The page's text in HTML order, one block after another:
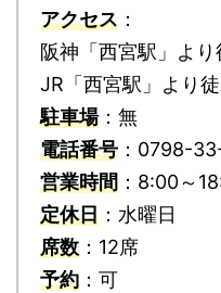
アクセス ：
阪神「西宮駅」より
JR「西宮駅」より
駐車場：無
電話番号 ：0798-
営業時間 ：8:00～
定休日 ：水曜日
席数 ：12席
予約 ：可